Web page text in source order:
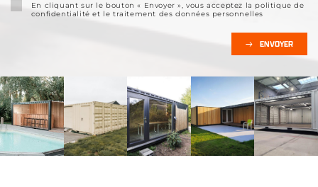
En cliquant sur le bouton « Envoyer », vous acceptez la politique de
confidentialité et le traitement des données personnelles
ENVOYER